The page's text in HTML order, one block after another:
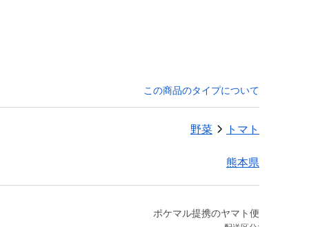
この商品のタイプについて
野菜 トマト
熊本県
ポケマル提携のヤマト便